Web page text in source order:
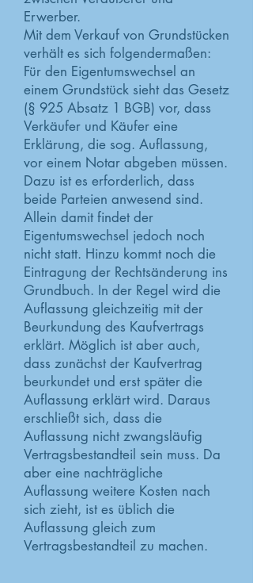
Erwerber.
Mit dem Verkauf von Grundstücken
verhält es sich folgendermaßen:
Für den Eigentumswechsel an
einem Grundstück sieht das Gesetz
(§ 925 Absatz 1 BGB) vor, dass
Verkäufer und Käufer eine
Erklärung, die sog. Auflassung,
vor einem Notar abgeben müssen.
Dazu ist es erforderlich, dass
beide Parteien anwesend sind.
Allein damit findet der
Eigentumswechsel jedoch noch
nicht statt. Hinzu kommt noch die
Eintragung der Rechtsänderung ins
Grundbuch. In der Regel wird die
Auflassung gleichzeitig mit der
Beurkundung des Kaufvertrags
erklärt. Möglich ist aber auch,
dass zunächst der Kaufvertrag
beurkundet und erst später die
Auflassung erklärt wird. Daraus
erschließt sich, dass die
Auflassung nicht zwangsläufig
Vertragsbestandteil sein muss. Da
aber eine nachträgliche
Auflassung weitere Kosten nach
sich zieht, ist es üblich die
Auflassung gleich zum
Vertragsbestandteil zu machen.